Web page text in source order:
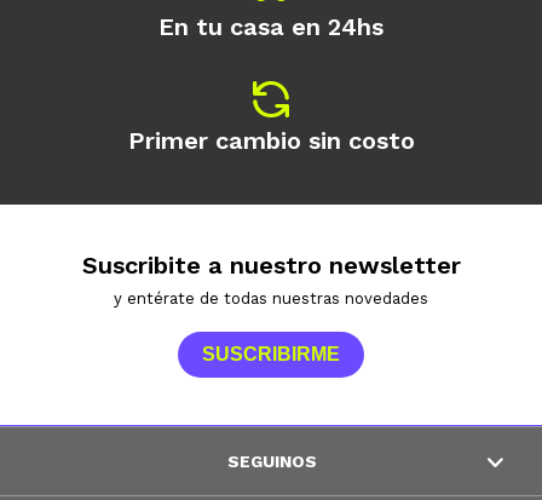
En tu casa en 24hs
Primer cambio sin costo
Suscribite a nuestro newsletter
y entérate de todas nuestras novedades
SUSCRIBIRME
SEGUINOS